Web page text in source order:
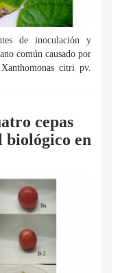
de inoculación y
común causado por
citri pv.
cepas
biológico en